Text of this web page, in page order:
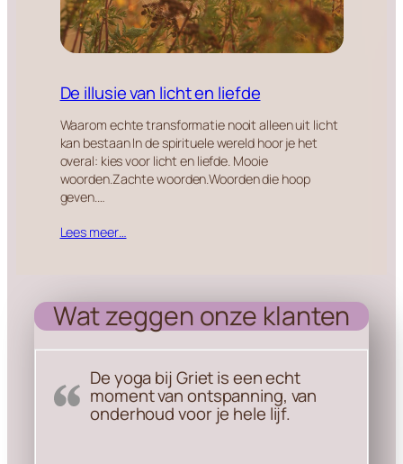
De illusie van licht en liefde
Waarom echte transformatie nooit alleen uit licht
kan bestaan In de spirituele wereld hoor je het
overal: kies voor licht en liefde. Mooie
woorden.Zachte woorden.Woorden die hoop
geven.…
Lees meer…
Wat zeggen onze klanten
De yoga bij Griet is een echt
moment van ontspanning, van
onderhoud voor je hele lijf.